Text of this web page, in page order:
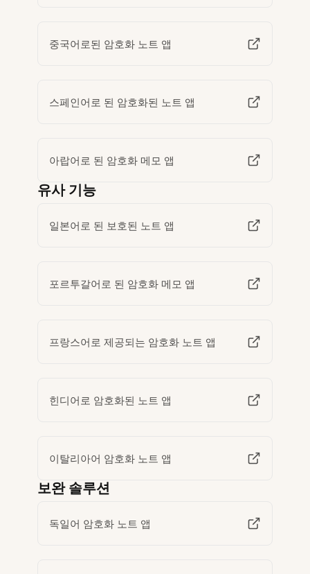
중국어로된 암호화 노트 앱
스페인어로 된 암호화된 노트 앱
아랍어로 된 암호화 메모 앱
유사 기능
일본어로 된 보호된 노트 앱
포르투갈어로 된 암호화 메모 앱
프랑스어로 제공되는 암호화 노트 앱
힌디어로 암호화된 노트 앱
이탈리아어 암호화 노트 앱
보완 솔루션
독일어 암호화 노트 앱